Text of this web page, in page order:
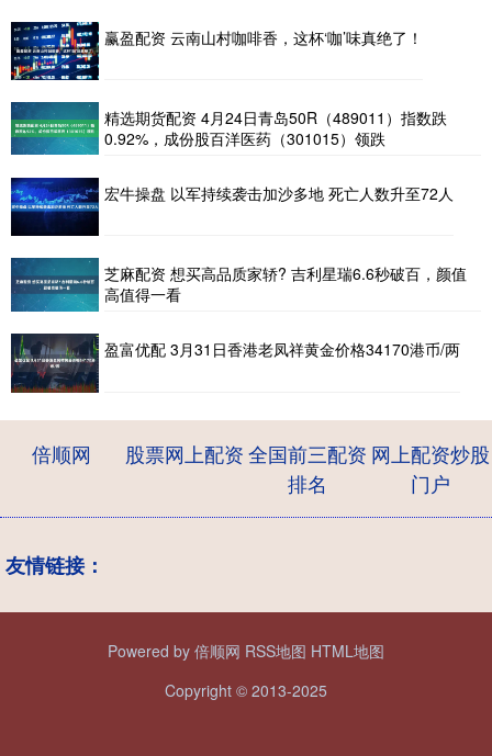
赢盈配资 云南山村咖啡香，这杯‘咖’味真绝了！
精选期货配资 4月24日青岛50R（489011）指数跌
0.92%，成份股百洋医药（301015）领跌
宏牛操盘 以军持续袭击加沙多地 死亡人数升至72人
芝麻配资 想买高品质家轿? 吉利星瑞6.6秒破百，颜值
高值得一看
盈富优配 3月31日香港老凤祥黄金价格34170港币/两
倍顺网 股票网上配资全国前三配资
排名
网上配资炒股
门户
友情链接：
Powered by 倍顺网 RSS地图 HTML地图
Copyright © 2013-2025